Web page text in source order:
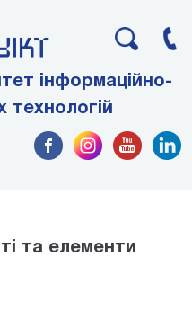
інформаційно-
технологій
та елементи